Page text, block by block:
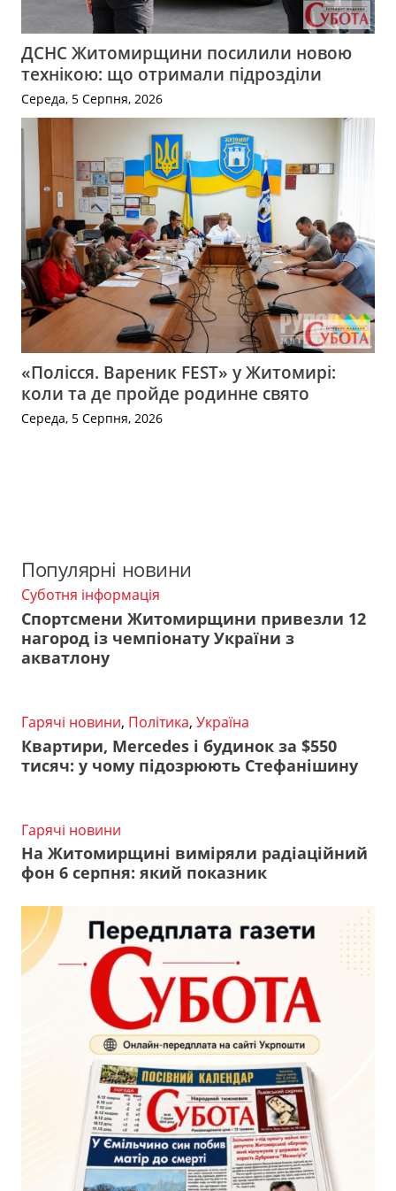
ДСНС Житомирщини посилили новою
технікою: що отримали підрозділи
Середа, 5 Серпня, 2026
«Полісся. Вареник FEST» у Житомирі:
коли та де пройде родинне свято
Середа, 5 Серпня, 2026
Популярні новини
Суботня інформація
Спортсмени Житомирщини привезли 12
нагород із чемпіонату України з
акватлону
Гарячі новини, Політика, Україна
Квартири, Mercedes і будинок за $550
тисяч: у чому підозрюють Стефанішину
Гарячі новини
На Житомирщині виміряли радіаційний
фон 6 серпня: який показник